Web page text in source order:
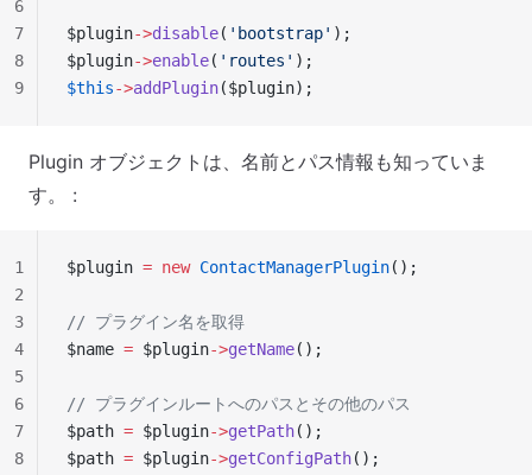
$plugin->disable( 'bootstrap' );
$plugin->enable( 'routes' );
$this->addPlugin($plugin);
6
7
8
9
Plugin オブジェクトは、名前とパス情報も知っていま
す。 :
$plugin = new ContactManagerPlugin();
// プラグイン名を取得
$name = $plugin->getName();
// プラグインルートへのパスとその他のパス
$path = $plugin->getPath();
$path = $plugin->getConfigPath();
1
2
3
4
5
6
7
8